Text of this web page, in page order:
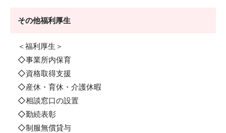
その他福利厚生
＜福利厚生＞
◇事業所内保育
◇資格取得支援
◇産休・育休・介護休暇
◇相談窓口の設置
◇勤続表彰
◇制服無償貸与